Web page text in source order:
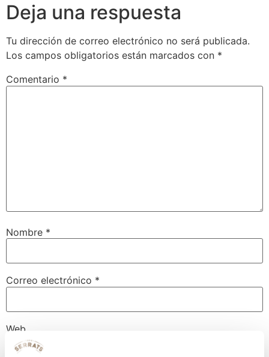
Deja una respuesta
Tu dirección de correo electrónico no será publicada.
Los campos obligatorios están marcados con *
Comentario *
Nombre *
Correo electrónico *
Web